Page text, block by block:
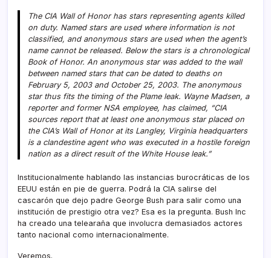
The CIA Wall of Honor has stars representing agents killed
on duty. Named stars are used where information is not
classified, and anonymous stars are used when the agent’s
name cannot be released. Below the stars is a chronological
Book of Honor. An anonymous star was added to the wall
between named stars that can be dated to deaths on
February 5, 2003 and October 25, 2003. The anonymous
star thus fits the timing of the Plame leak. Wayne Madsen, a
reporter and former NSA employee, has claimed, “CIA
sources report that at least one anonymous star placed on
the CIA’s Wall of Honor at its Langley, Virginia headquarters
is a clandestine agent who was executed in a hostile foreign
nation as a direct result of the White House leak.”
Institucionalmente hablando las instancias burocráticas de los
EEUU están en pie de guerra. Podrá la CIA salirse del
cascarón que dejo padre George Bush para salir como una
institución de prestigio otra vez? Esa es la pregunta. Bush Inc
ha creado una telearaña que involucra demasiados actores
tanto nacional como internacionalmente.
Veremos.